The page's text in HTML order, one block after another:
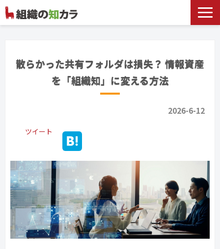
記事カテゴリ一覧
お客様事例
散らかった共有フォルダは損失？ 情報資産
を「組織知」に変える方法
2026-6-12
ツイート